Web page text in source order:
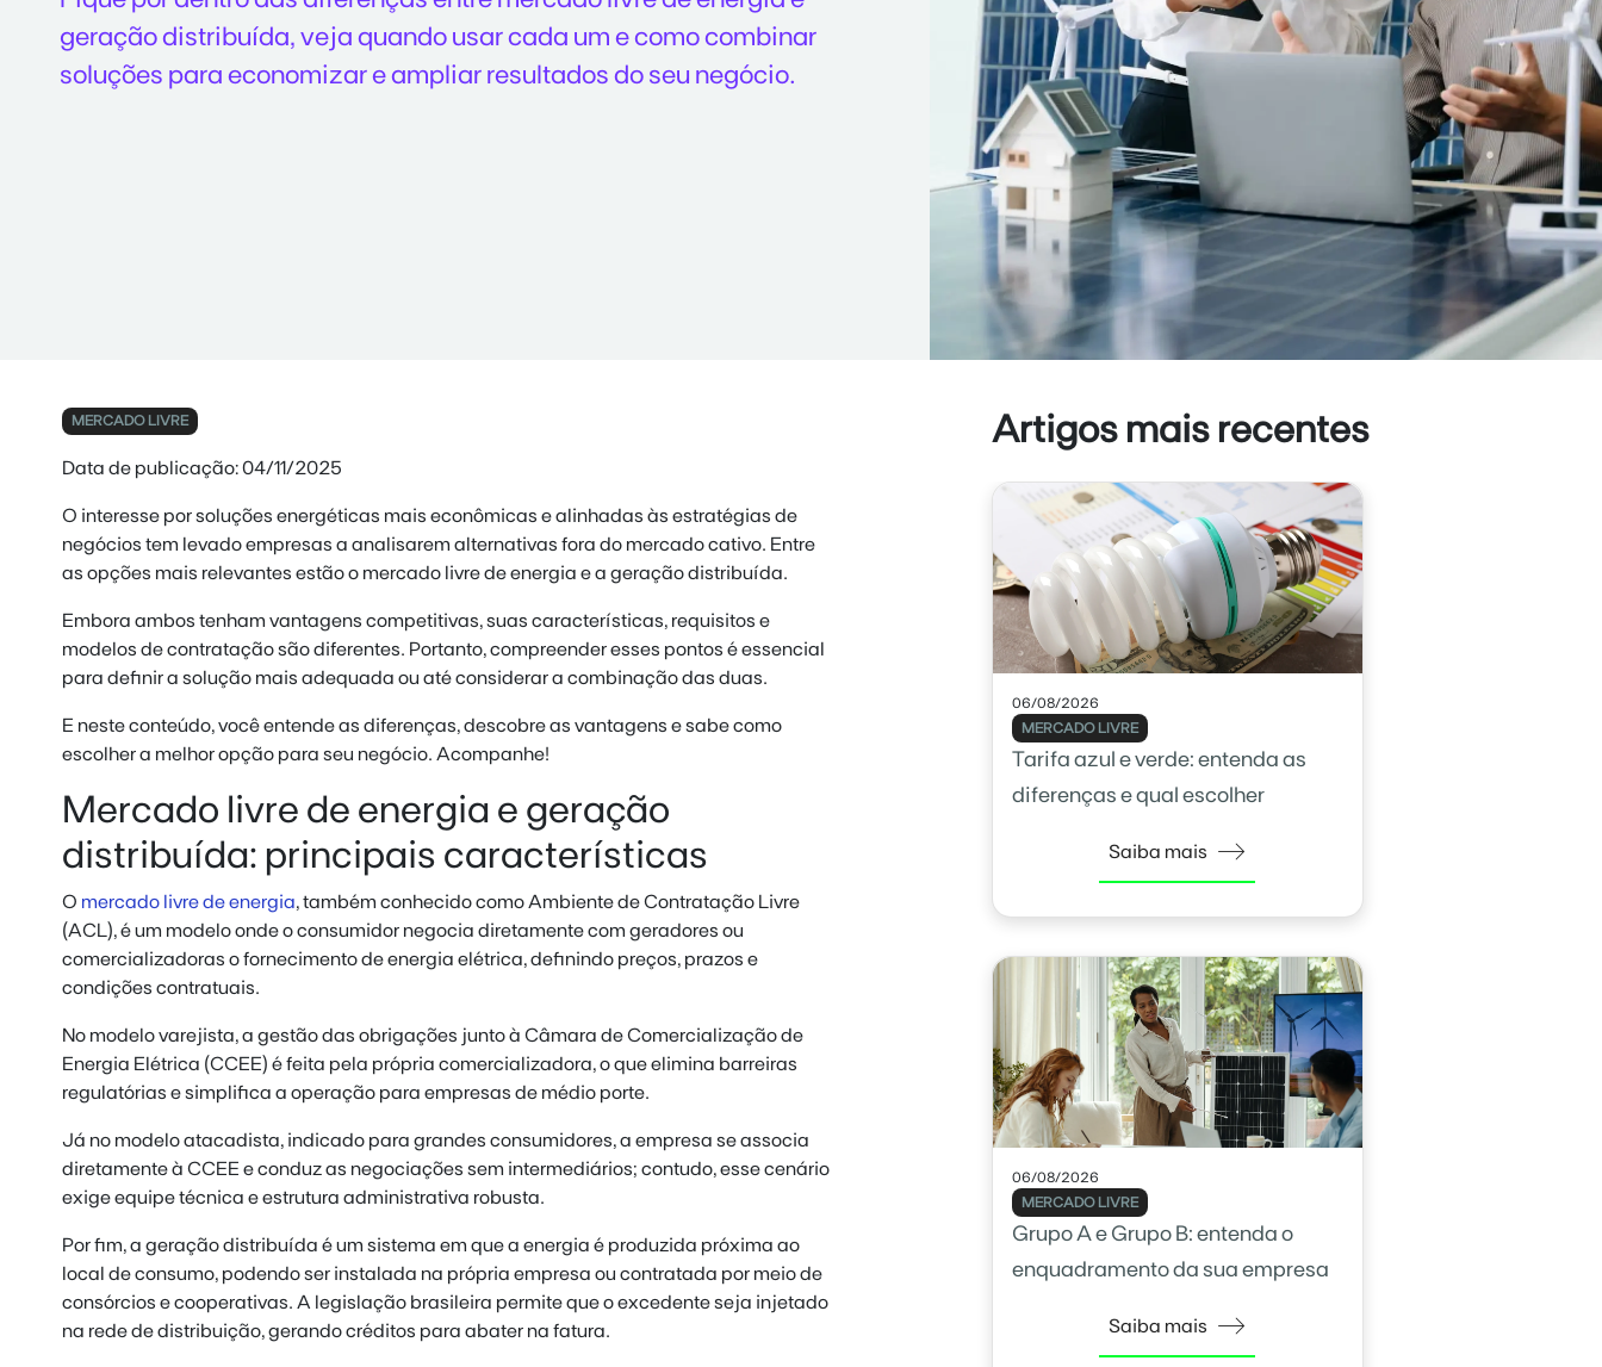
geração distribuída, veja quando usar cada um e como combinar
soluções para economizar e ampliar resultados do seu negócio.
MERCADO LIVRE
Data de publicação: 04/11/2025
O interesse por soluções energéticas mais econômicas e alinhadas às estratégias de
negócios tem levado empresas a analisarem alternativas fora do mercado cativo. Entre
as opções mais relevantes estão o mercado livre de energia e a geração distribuída.
Embora ambos tenham vantagens competitivas, suas características, requisitos e
modelos de contratação são diferentes. Portanto, compreender esses pontos é essencial
para definir a solução mais adequada ou até considerar a combinação das duas.
E neste conteúdo, você entende as diferenças, descobre as vantagens e sabe como
escolher a melhor opção para seu negócio. Acompanhe!
Mercado livre de energia e geração
distribuída: principais características
O mercado livre de energia, também conhecido como Ambiente de Contratação Livre
(ACL), é um modelo onde o consumidor negocia diretamente com geradores ou
comercializadoras o fornecimento de energia elétrica, definindo preços, prazos e
condições contratuais.
No modelo varejista, a gestão das obrigações junto à Câmara de Comercialização de
Energia Elétrica (CCEE) é feita pela própria comercializadora, o que elimina barreiras
regulatórias e simplifica a operação para empresas de médio porte.
Já no modelo atacadista, indicado para grandes consumidores, a empresa se associa
diretamente à CCEE e conduz as negociações sem intermediários; contudo, esse cenário
exige equipe técnica e estrutura administrativa robusta.
Por fim, a geração distribuída é um sistema em que a energia é produzida próxima ao
local de consumo, podendo ser instalada na própria empresa ou contratada por meio de
consórcios e cooperativas. A legislação brasileira permite que o excedente seja injetado
na rede de distribuição, gerando créditos para abater na fatura.
Artigos mais recentes
06/08/2026
MERCADO LIVRE
Tarifa azul e verde: entenda as
diferenças e qual escolher
Saiba mais
06/08/2026
MERCADO LIVRE
Grupo A e Grupo B: entenda o
enquadramento da sua empresa
Saiba mais